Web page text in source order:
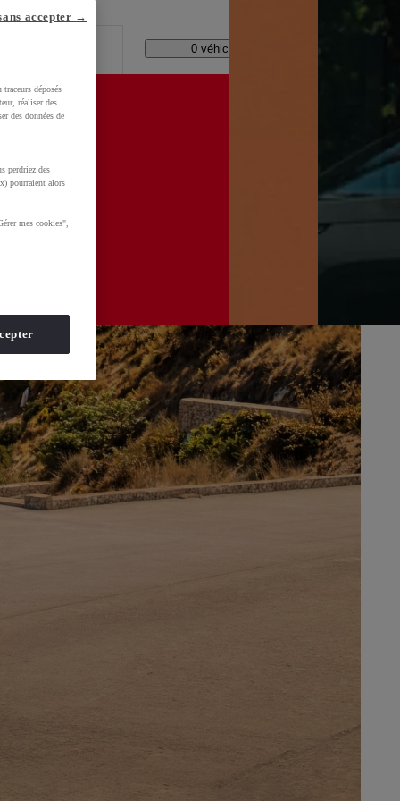
?
0 véhicules disponibles
déposés
réaliser des
des données de
perdriez des
pourraient alors
mes cookies",
accepter →